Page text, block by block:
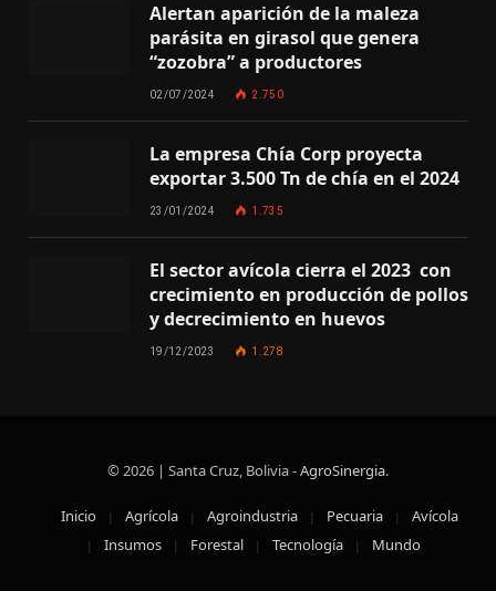
Alertan aparición de la maleza
parásita en girasol que genera
“zozobra” a productores
02/07/2024 2.750
La empresa Chía Corp proyecta
exportar 3.500 Tn de chía en el 2024
23/01/2024 1.735
El sector avícola cierra el 2023 con
crecimiento en producción de pollos
y decrecimiento en huevos
19/12/2023 1.278
© 2026 | Santa Cruz, Bolivia -AgroSinergia.
Inicio Agrícola Agroindustria Pecuaria
Avícola
Insumos
Forestal Tecnología Mundo